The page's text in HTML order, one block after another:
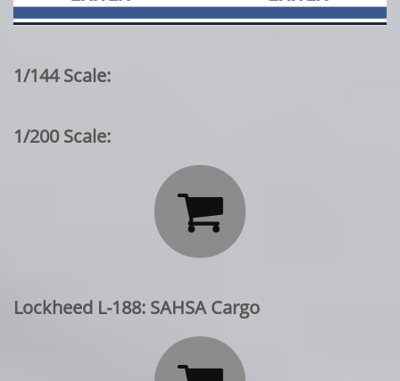
1/144 Scale:
1/200 Scale:

Lockheed L-188: SAHSA Cargo